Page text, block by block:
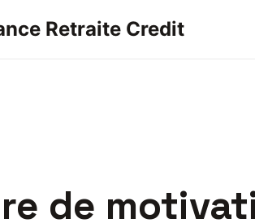
Retraite Credit
de